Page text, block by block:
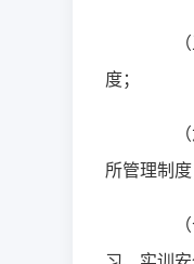
（五
度；
（六
所管理制度
（